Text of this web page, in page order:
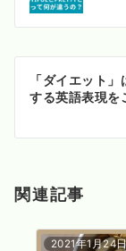
ン
「ダイエット
する英語表現を
関連記事
2021年1月24